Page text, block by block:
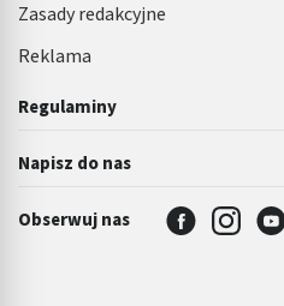
Regulaminy
Napisz do nas
Zasady redakcyjne
Reklama
Obserwuj nas